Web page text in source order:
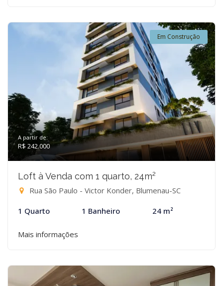
Em Construção
A partir de:
R$ 242.000
Loft à Venda com 1 quarto, 24m²
Rua São Paulo - Victor Konder, Blumenau-SC
1 Quarto 1 Banheiro 24 m²
Mais informações